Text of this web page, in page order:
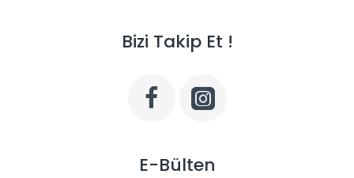
Bizi Takip Et !
E-Bülten